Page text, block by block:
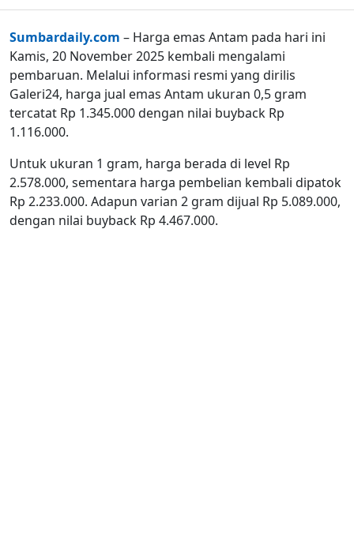
Sumbardaily.com – Harga emas Antam pada hari ini
Kamis, 20 November 2025 kembali mengalami
pembaruan. Melalui informasi resmi yang dirilis
Galeri24, harga jual emas Antam ukuran 0,5 gram
tercatat Rp 1.345.000 dengan nilai buyback Rp
1.116.000.
Untuk ukuran 1 gram, harga berada di level Rp
2.578.000, sementara harga pembelian kembali dipatok
Rp 2.233.000. Adapun varian 2 gram dijual Rp 5.089.000,
dengan nilai buyback Rp 4.467.000.